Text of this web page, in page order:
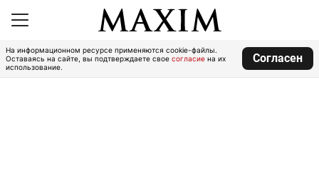
На информационном ресурсе применяются cookie-файлы.
Оставаясь на сайте, вы подтверждаете свое согласие на их
использование.
Согласен